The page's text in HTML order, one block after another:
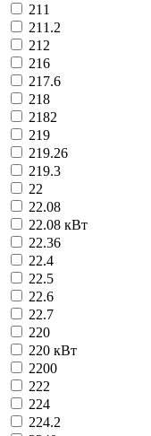
211
211.2
212
216
217.6
218
2182
219
219.26
219.3
22
22.08
22.08 кВт
22.36
22.4
22.5
22.6
22.7
220
220 кВт
2200
222
224
224.2